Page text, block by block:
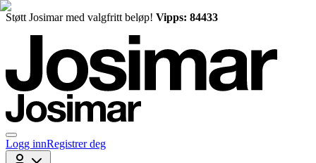
Støtt Josimar med valgfritt beløp! Vipps: 84433
Logg innRegistrer deg